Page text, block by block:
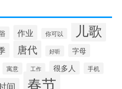
作业 你可以 儿歌
唐代 好听
字母
寓意 工作 很多人 手机
间 春节